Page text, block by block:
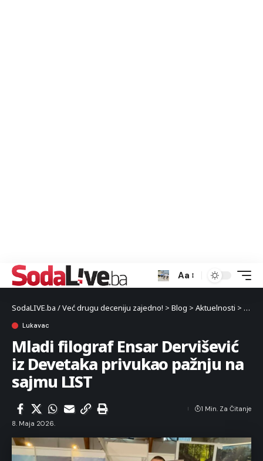
Aa
SodaLIVE.ba / Već drugu deceniju zajedno! > Blog > Aktuelnosti >
Lukavac
Mladi filograf Ensar Dervišević
iz Devetaka privukao pažnju na
sajmu LIST
8. Maja 2026.
1 Min. Za Čitanje